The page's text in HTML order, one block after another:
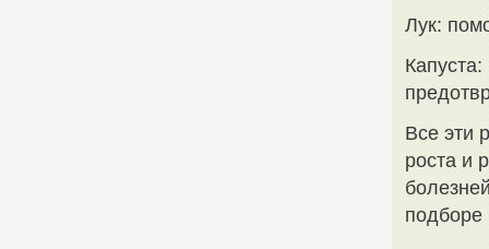
Лук:
Все эти
роста и
подборе